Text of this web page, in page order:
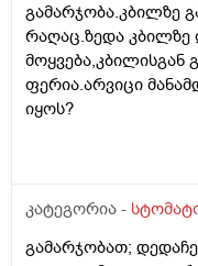
გამარჯობა.კბილზე
რაღაც.ზედა
ფერია.არვიცი
იყოს?
კატეგორია -
გამარჯობათ;